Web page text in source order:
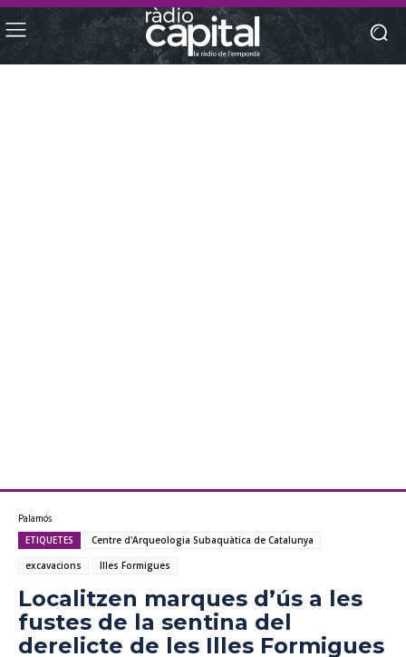
Palamós
ETIQUETES
Centre d'Arqueologia Subaquàtica de Catalunya
excavacions
Illes Formigues
Localitzen marques d’ús a les
fustes de la sentina del
derelicte de les Illes Formigues